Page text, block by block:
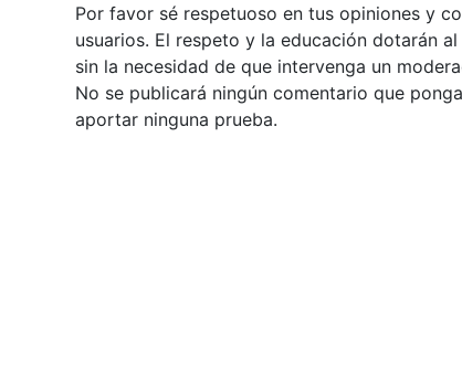
Por favor sé respetuoso en tus opiniones y
usuarios. El respeto y la educación dotarán
sin la necesidad de que intervenga un
No se publicará ningún comentario que
aportar ninguna prueba.